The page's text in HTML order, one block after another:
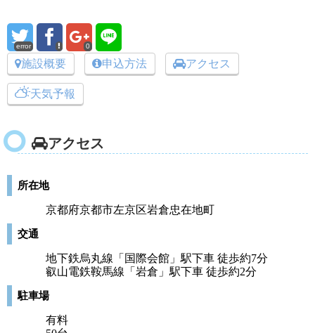
error 0
施設概要 申込方法 アクセス
天気予報
アクセス
所在地
京都府京都市左京区岩倉忠在地町
交通
地下鉄烏丸線「国際会館」駅下車 徒歩約7分
叡山電鉄鞍馬線「岩倉」駅下車 徒歩約2分
駐車場
有料